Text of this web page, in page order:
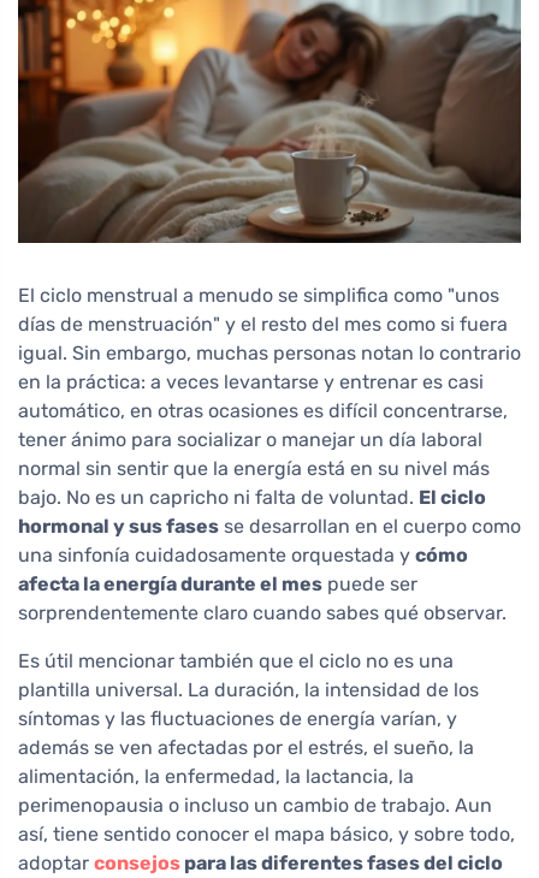
El ciclo menstrual a menudo se simplifica como "unos
días de menstruación" y el resto del mes como si fuera
igual. Sin embargo, muchas personas notan lo contrario
en la práctica: a veces levantarse y entrenar es casi
automático, en otras ocasiones es difícil concentrarse,
tener ánimo para socializar o manejar un día laboral
normal sin sentir que la energía está en su nivel más
bajo. No es un capricho ni falta de voluntad. El ciclo
hormonal y sus fases se desarrollan en el cuerpo como
una sinfonía cuidadosamente orquestada y cómo
afecta la energía durante el mes puede ser
sorprendentemente claro cuando sabes qué observar.
Es útil mencionar también que el ciclo no es una
plantilla universal. La duración, la intensidad de los
síntomas y las fluctuaciones de energía varían, y
además se ven afectadas por el estrés, el sueño, la
alimentación, la enfermedad, la lactancia, la
perimenopausia o incluso un cambio de trabajo. Aun
así, tiene sentido conocer el mapa básico, y sobre todo,
adoptar consejos para las diferentes fases del ciclo